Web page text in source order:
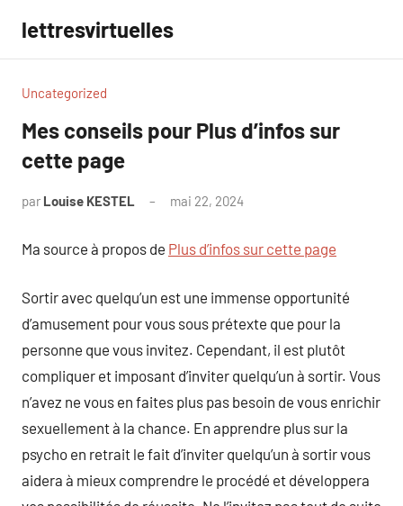
contenu
lettresvirtuelles
Uncategorized
Mes conseils pour Plus d’infos sur
cette page
par Louise KESTEL mai 22, 2024
Ma source à propos de Plus d’infos sur cette page
Sortir avec quelqu’un est une immense opportunité
d’amusement pour vous sous prétexte que pour la
personne que vous invitez. Cependant, il est plutôt
compliquer et imposant d’inviter quelqu’un à sortir. Vous
n’avez ne vous en faites plus pas besoin de vous enrichir
sexuellement à la chance. En apprendre plus sur la
psycho en retrait le fait d’inviter quelqu’un à sortir vous
aidera à mieux comprendre le procédé et développera